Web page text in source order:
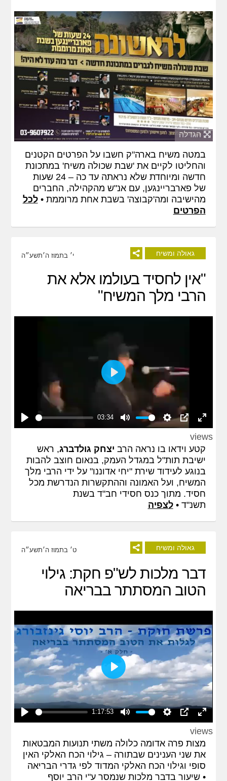
הגדלה
במטה משיח בארה"ק חשבו על הפרטים הקטנים
והחליטו לקיים את 'שבת שכולה משיח' במתכונת
חדשה ומיוחדת שלא נראתה עד כה – 24 שעות
של פארבריינגען, עם אנ"ש מהקהילה, החברים
מהישיבה ומה'קבוצה' בשבת אחת מרוממת •לכל
הפרטים
גאולה ומשיח י׳ בתמוז ה׳תשע״ה
"אין לחסיד בעולמו אלא את
הרבי מלך המשיח"
Play
03:34
Mute Settings PIPEnter
fullscreen
Play
views
קטע וידאו בו נראה הרב יצחק גולדברג, ראש
ישיבת תות"ל במגדל העמק, בנאום חוצב להבות
בנוגע לעידוד שירת "יחי אדוננו" על ידי הרבי מלך
המשיח, ועל האמונה וההתקשרות הנדרשת מכל
חסיד. מתוך כנס חסידי חב"ד בשנת
תשנ"ד •לצפיה
גאולה ומשיח ט׳ בתמוז ה׳תשע״ה
דבר מלכות לש"פ חקת: גילוי
הטוב המסתתר בבריאה
Play
1:17:53
Mute Settings PIPEnter
fullscreen
Play
views
מצות פרה אדומה כלולה משתי תנועות המבטאות
את שני הענינים שבתורה – גילוי הכח האלקי האין
סופי וגילוי הכח האלקי המדוד לפי גדרי הבריאה
• שיעור בדבר מלכות שנמסר ע"י הרב יוסף